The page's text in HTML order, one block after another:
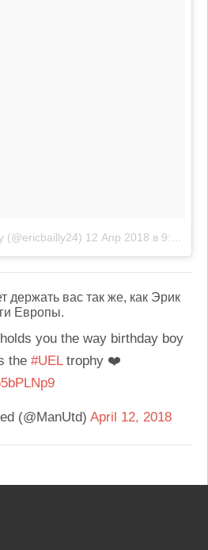
(@ericbailly24) 12 Апр 2018 в 9:51 PDT
держать вас так же, как Эрик
Европы.
you the way birthday boy
the #UELtrophy ❤️
(@ManUtd) April 12, 2018